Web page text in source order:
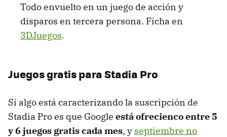
Todo envuelto en un juego de acción y
disparos en tercera persona. Ficha en
3DJuegos.
Juegos gratis para Stadia Pro
Si algo está caracterizando la suscripción de
Stadia Pro es que Google está ofrecienco entre 5
y 6 juegos gratis cada mes, y septiembre no